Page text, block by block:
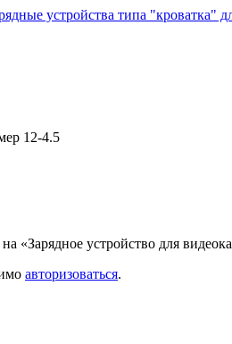
устройства типа "кроватка"
12-4.5
«Зарядное устройство для
авторизоваться.